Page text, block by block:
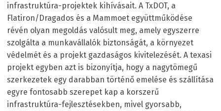
infrastruktúra-projektek kihívásait. A TxDOT, a
Flatiron/Dragados és a Mammoet együttműködése
révén olyan megoldás valósult meg, amely egyszerre
szolgálta a munkavállalók biztonságát, a környezet
védelmét és a projekt gazdaságos kivitelezését. A texasi
projekt egyben azt is bizonyítja, hogy a nagytömegű
szerkezetek egy darabban történő emelése és szállítása
egyre fontosabb szerepet kap a korszerű
infrastruktúra-fejlesztésekben, mivel gyorsabb,